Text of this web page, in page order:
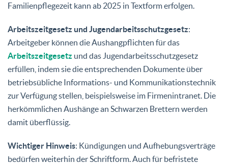
Familienpflegezeit kann ab 2025 in Textform erfolgen.
Arbeitszeitgesetz und Jugendarbeitsschutzgesetz:
Arbeitgeber können die Aushangpflichten für das
Arbeitszeitgesetz und das Jugendarbeitsschutzgesetz
erfüllen, indem sie die entsprechenden Dokumente über
betriebsübliche Informations- und Kommunikationstechnik
zur Verfügung stellen, beispielsweise im Firmenintranet. Die
herkömmlichen Aushänge an Schwarzen Brettern werden
damit überflüssig.
Wichtiger Hinweis: Kündigungen und Aufhebungsverträge
bedürfen weiterhin der Schriftform. Auch für befristete